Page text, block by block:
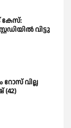
കേസ്:
വിട്ടു
വില്ല